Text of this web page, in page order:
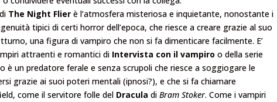
The Night Flierè l’atmosfera misteriosa e inquietante, nonostante i
tipici di certi horror dell’epoca, che riesce a creare grazie al suo
una figura di vampiro che non si fa dimenticare facilmente. E’
attraenti e romantici di Intervista con il vampiro o della serie
è un predatore ferale e senza scrupoli che riesce a soggiogare le
grazie ai suoi poteri mentali (ipnosi?), e che si fa chiamare
come il servitore folle del Dracula diBram Stoker. Come i vampiri